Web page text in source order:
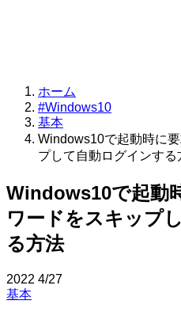
ホーム
#Windows10
基本
Windows10で起動時に
プして自動ログインする
Windows10で起動
ワードをスキップ
る方法
2022 4/27
基本